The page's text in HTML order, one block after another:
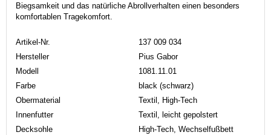
Biegsamkeit und das natürliche Abrollverhalten einen besonders
komfortablen Tragekomfort.
Artikel-Nr.
137 009 034
Hersteller
Pius Gabor
Modell
1081.11.01
Farbe
black (schwarz)
Obermaterial
Textil, High-Tech
Innenfutter
Textil, leicht gepolstert
Decksohle
High-Tech, Wechselfußbett